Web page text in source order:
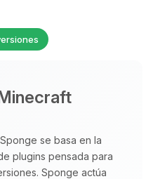
se basa en la
plugins pensada para
Sponge actúa
con quien